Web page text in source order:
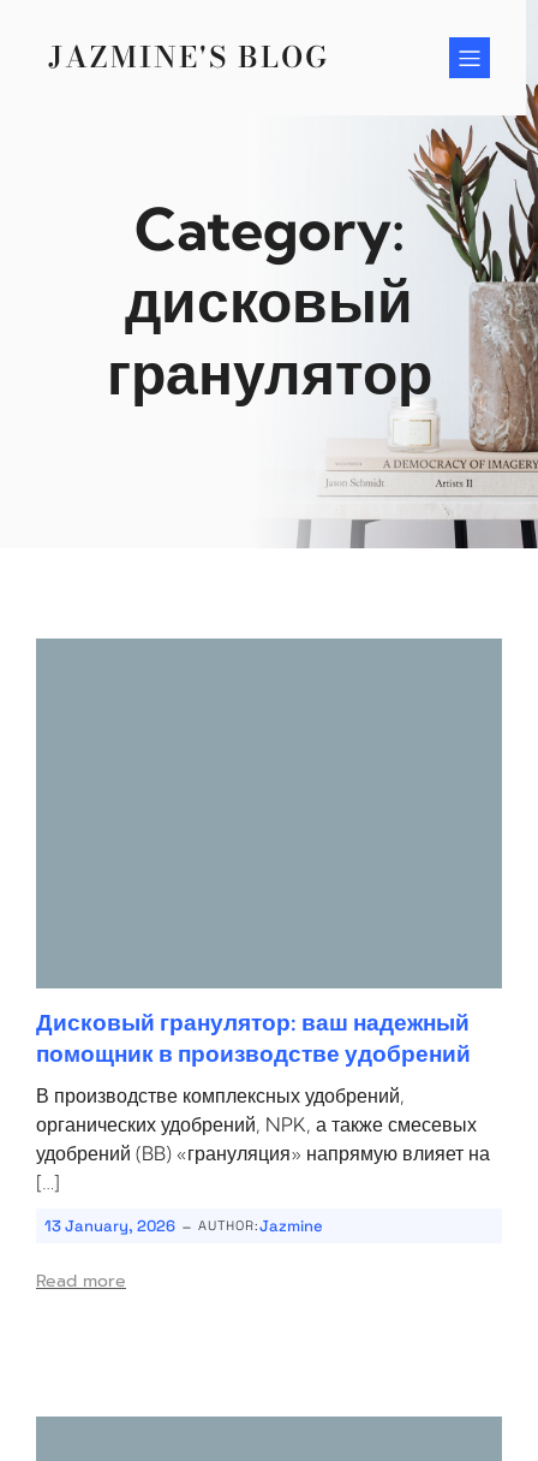
contentJAZMINE'S BLOG
Category:
дисковый
гранулятор
Дисковый гранулятор: ваш надежный
помощник в производстве удобрений
В производстве комплексных удобрений,
органических удобрений, NPK, а также смесевых
удобрений (BB) «грануляция» напрямую влияет на
[…]
13 January, 2026 - AUTHOR:Jazmine
Read more